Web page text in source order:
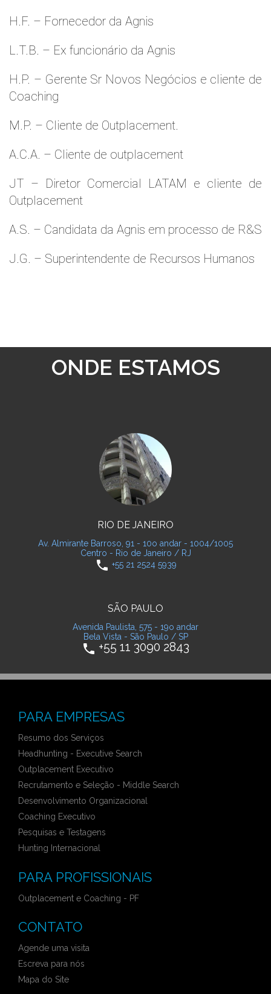
H.F. – Fornecedor da Agnis
L.T.B. – Ex funcionário da Agnis
H.P. – Gerente Sr Novos Negócios e cliente de
Coaching
M.P. – Cliente de Outplacement.
A.C.A. – Cliente de outplacement
JT – Diretor Comercial LATAM e cliente de
Outplacement
A.S. – Candidata da Agnis em processo de R&S
J.G. – Superintendente de Recursos Humanos
ONDE ESTAMOS
RIO DE JANEIRO
Av. Almirante Barroso, 91 - 10o andar - 1004/1005
Centro - Rio de Janeiro / RJ
phone +55 21 2524 5939
SÃO PAULO
Avenida Paulista, 575 - 19o andar
Bela Vista - São Paulo / SP
phone +55 11 3090 2843
PARA EMPRESAS
Resumo dos Serviços
Headhunting - Executive Search
Outplacement Executivo
Recrutamento e Seleção - Middle Search
Desenvolvimento Organizacional
Coaching Executivo
Pesquisas e Testagens
Hunting Internacional
PARA PROFISSIONAIS
Outplacement e Coaching - PF
CONTATO
Agende uma visita
Escreva para nós
Mapa do Site